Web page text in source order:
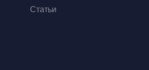
Статьи